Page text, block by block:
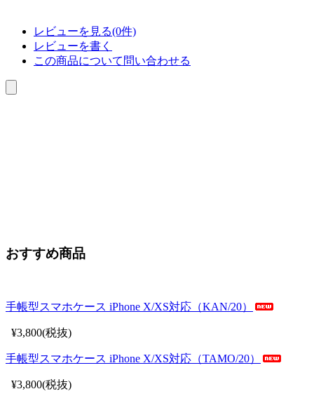
レビューを見る(0件)
レビューを書く
この商品について問い合わせる
おすすめ商品
手帳型スマホケース iPhone X/XS対応（KAN/20）
¥3,800(税抜)
手帳型スマホケース iPhone X/XS対応（TAMO/20）
¥3,800(税抜)